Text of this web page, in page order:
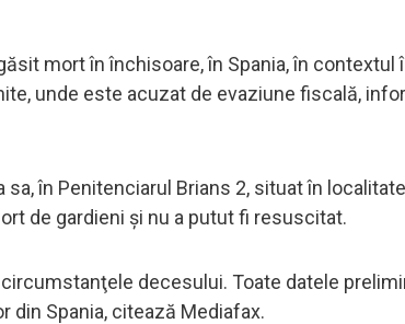
mort în închisoare, în Spania, în contextul
unde este acuzat de evaziune fiscală,
în Penitenciarul Brians 2, situat în
de gardieni şi nu a putut fi resuscitat.
decesului. Toate datele
din Spania, citează Mediafax.